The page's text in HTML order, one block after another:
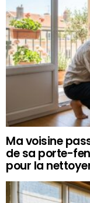
Ma voisine
de sa porte-
pour la